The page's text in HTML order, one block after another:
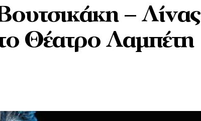
– Λίνας
Θέατρο Λαμπέτη